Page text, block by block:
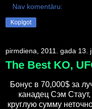
Nav komentāru:
Kopīgot
pirmdiena, 2011. gada 13.
The Best KO,
Бонус в 70,000$ за
канадец Сэм
круглую сумму